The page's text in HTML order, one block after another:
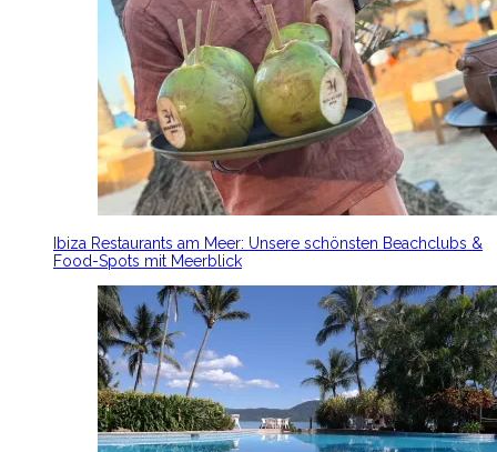
Ibiza Restaurants am Meer: Unsere schönsten Beachclubs &
Food-Spots mit Meerblick